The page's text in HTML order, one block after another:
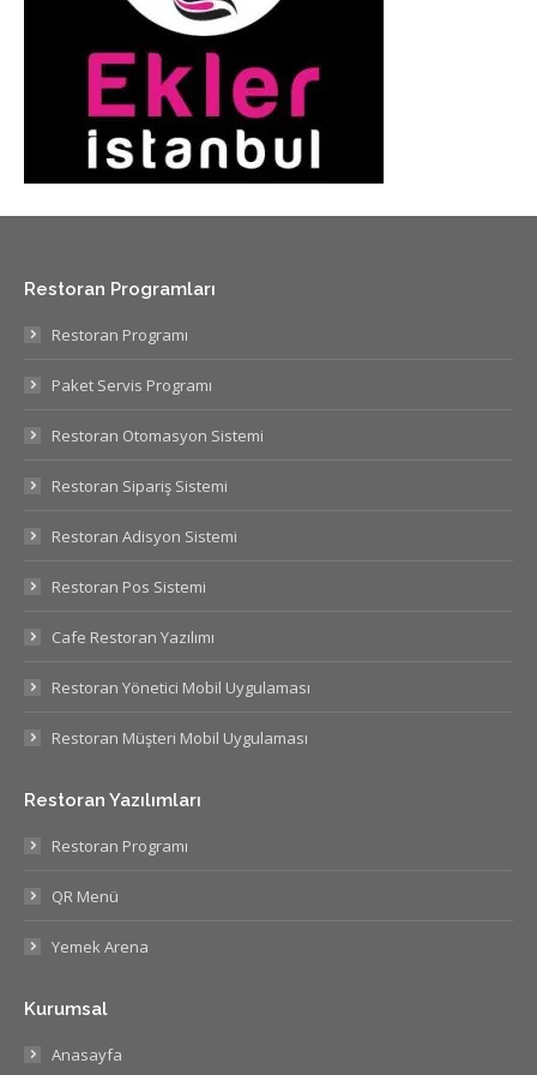
Restoran Programları
Restoran Programı
Paket Servis Programı
Restoran Otomasyon Sistemi
Restoran Sipariş Sistemi
Restoran Adisyon Sistemi
Restoran Pos Sistemi
Cafe Restoran Yazılımı
Restoran Yönetici Mobil Uygulaması
Restoran Müşteri Mobil Uygulaması
Restoran Yazılımları
Restoran Programı
QR Menü
Yemek Arena
Kurumsal
Anasayfa